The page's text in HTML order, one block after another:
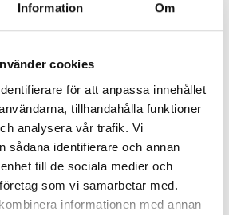
Information Om
cookies
för att anpassa innehållet
tillhandahålla funktioner
analysera vår trafik. Vi
sådana identifierare och annan
till de sociala medier och
som vi samarbetar med.
informationen med annan
kostnad
Glas: 4 mm
Skjutpartierna
är försedda
kullagrade hjul
Hakfunktion
mellan
sidoprofiler
Skyddande
droppkant på